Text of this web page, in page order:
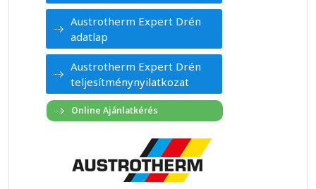
Austrotherm Expert Drén
adatlap
Austrotherm Expert Drén
teljesítménynyilatkozat